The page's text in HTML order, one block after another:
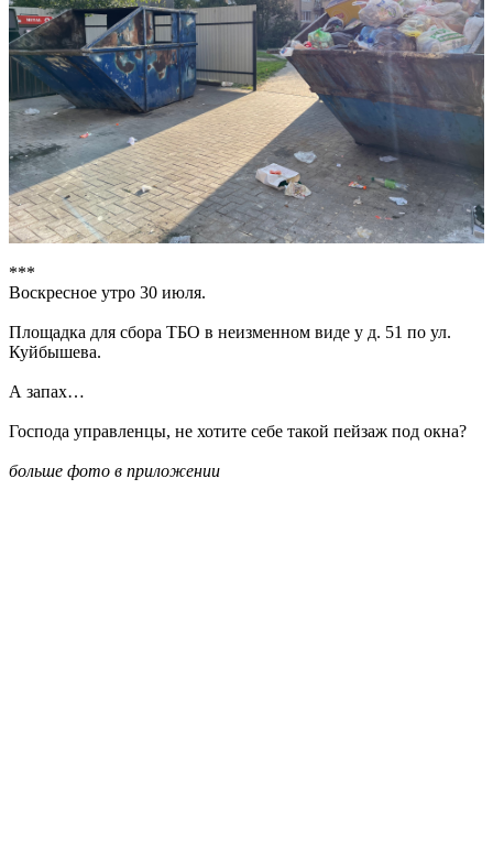
***
Воскресное утро 30 июля.
Площадка для сбора ТБО в неизменном виде у д. 51 по ул.
Куйбышева.
А запах…
Господа управленцы, не хотите себе такой пейзаж под окна?
больше фото в приложении